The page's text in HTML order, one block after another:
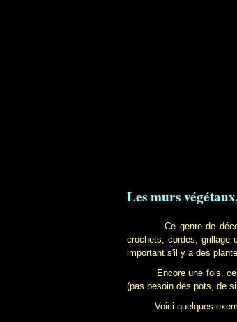
Les murs
Ce genre de
crochets, cordes, grillage
important s'il y a des
Encore une fois, ce
(pas besoin des pots, de
Voici quelques